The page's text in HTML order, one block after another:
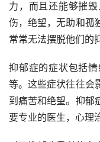
力，而且还能够摧
伤，绝望，无助和孤
常常无法摆脱他们的
抑郁症的症状包括
等。这些症状往往会
到痛苦和绝望。抑郁
要专业的医生，心理